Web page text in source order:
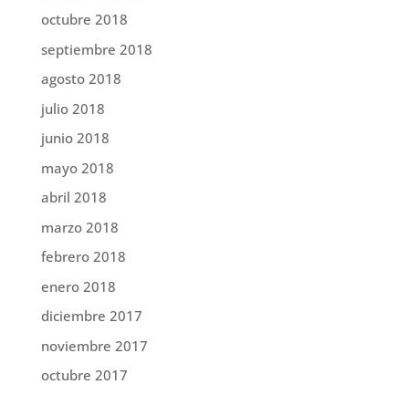
octubre 2018
septiembre 2018
agosto 2018
julio 2018
junio 2018
mayo 2018
abril 2018
marzo 2018
febrero 2018
enero 2018
diciembre 2017
noviembre 2017
octubre 2017